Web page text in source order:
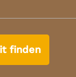
finden